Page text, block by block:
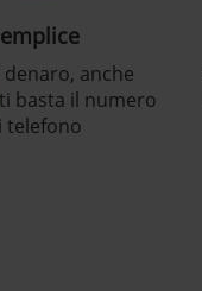
denaro, anche
ti basta il numero
telefono